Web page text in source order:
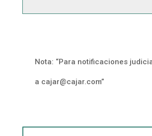
Nota: “Para notificaciones
a cajar@cajar.com”